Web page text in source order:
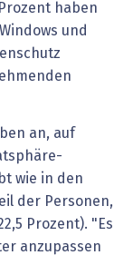
haben
und
an, auf
wie in den
der Personen,
Prozent). "Es
anzupassen